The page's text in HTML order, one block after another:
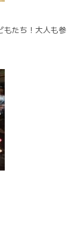
もたち！大人も参